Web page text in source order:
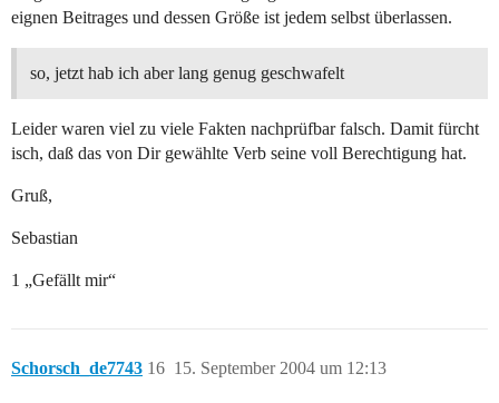
eignen Beitrages und dessen Größe ist jedem selbst überlassen.
so, jetzt hab ich aber lang genug geschwafelt
Leider waren viel zu viele Fakten nachprüfbar falsch. Damit fürcht
isch, daß das von Dir gewählte Verb seine voll Berechtigung hat.
Gruß,
Sebastian
1 „Gefällt mir“
Schorsch_de7743 15. September 2004 um 12:13
16